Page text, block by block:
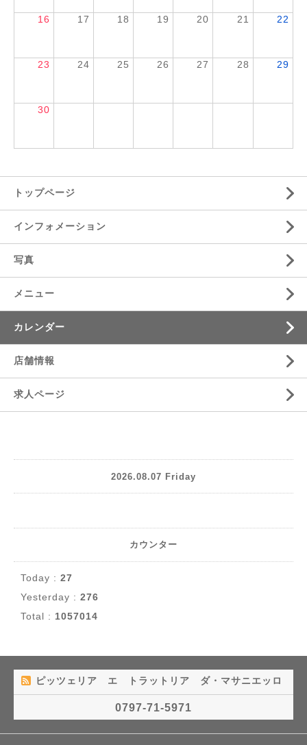
16 17 18 19 20 21 22
23 24 25 26 27 28 29
30
トップページ
インフォメーション
写真
メニュー
カレンダー
店舗情報
求人ページ
2026.08.07 Friday
カウンター
Today : 27
Yesterday : 276
Total : 1057014
ピッツェリア エ トラットリア ダ・マサニエッロ
0797-71-5971